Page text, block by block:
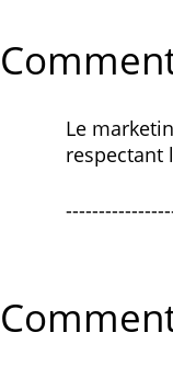
Le
respectant